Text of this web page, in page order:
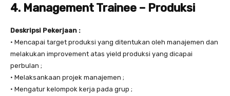
4. Management Trainee – Produksi
Deskripsi Pekerjaan :
• Mencapai target produksi yang ditentukan oleh manajemen dan
melakukan improvement atas yield produksi yang dicapai
perbulan ;
• Melaksankaan projek manajemen ;
• Mengatur kelompok kerja pada grup ;